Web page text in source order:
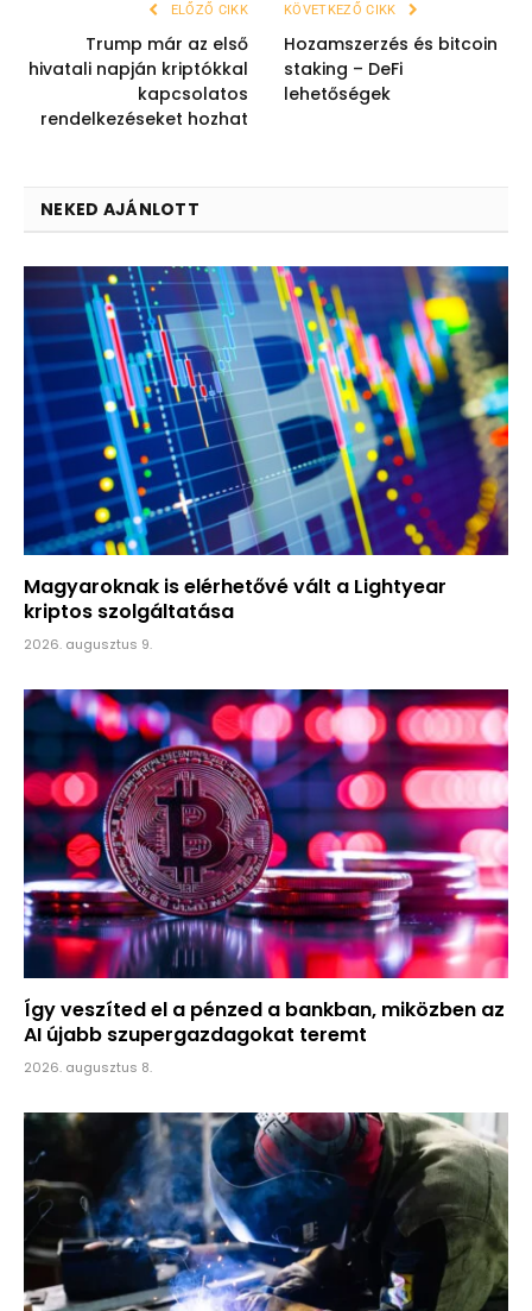
ELŐZŐ CIKK
Trump már az első
hivatali napján kriptókkal
kapcsolatos
rendelkezéseket hozhat
KÖVETKEZŐ CIKK
Hozamszerzés és bitcoin
staking – DeFi
lehetőségek
NEKED AJÁNLOTT
Magyaroknak is elérhetővé vált a Lightyear
kriptos szolgáltatása
2026. augusztus 9.
Így veszíted el a pénzed a bankban, miközben az
AI újabb szupergazdagokat teremt
2026. augusztus 8.